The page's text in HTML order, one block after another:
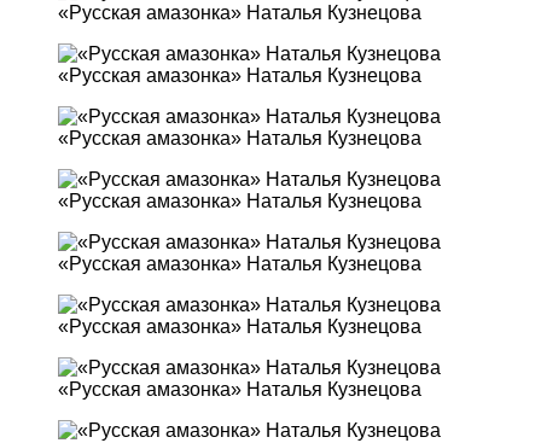
«Русская амазонка» Наталья Кузнецова
«Русская амазонка» Наталья Кузнецова
«Русская амазонка» Наталья Кузнецова
«Русская амазонка» Наталья Кузнецова
«Русская амазонка» Наталья Кузнецова
«Русская амазонка» Наталья Кузнецова
«Русская амазонка» Наталья Кузнецова